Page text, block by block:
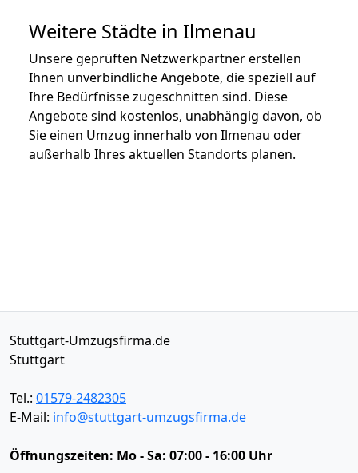
Weitere Städte in Ilmenau
Unsere geprüften Netzwerkpartner erstellen
Ihnen unverbindliche Angebote, die speziell auf
Ihre Bedürfnisse zugeschnitten sind. Diese
Angebote sind kostenlos, unabhängig davon, ob
Sie einen Umzug innerhalb von Ilmenau oder
außerhalb Ihres aktuellen Standorts planen.
Stuttgart-Umzugsfirma.de
Stuttgart
Tel.: 01579-2482305
E-Mail: info@stuttgart-umzugsfirma.de
Öffnungszeiten: Mo - Sa: 07:00 - 16:00 Uhr